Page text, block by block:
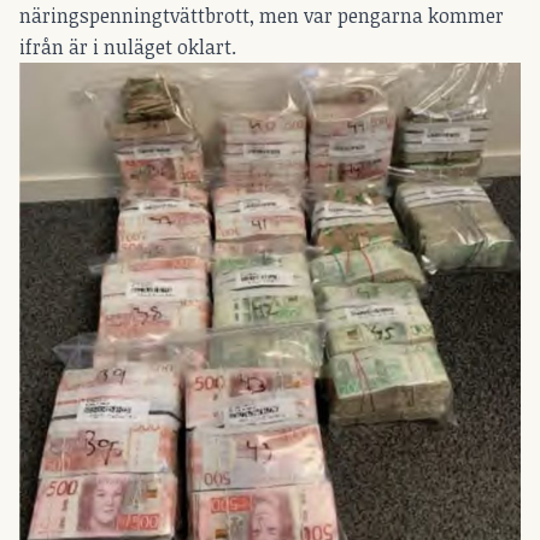
näringspenningtvättbrott, men var pengarna kommer
ifrån är i nuläget oklart.